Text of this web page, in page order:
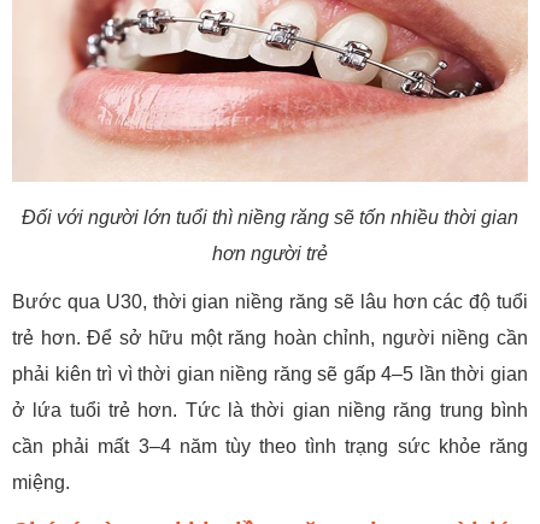
Đối với người lớn tuổi thì niềng răng sẽ tốn nhiều thời gian
hơn người trẻ
Bước qua U30, thời gian niềng răng sẽ lâu hơn các độ tuổi
trẻ hơn. Để sở hữu một răng hoàn chỉnh, người niềng cần
phải kiên trì vì thời gian niềng răng sẽ gấp 4–5 lần thời gian
ở lứa tuổi trẻ hơn. Tức là thời gian niềng răng trung bình
cần phải mất 3–4 năm tùy theo tình trạng sức khỏe răng
miệng.